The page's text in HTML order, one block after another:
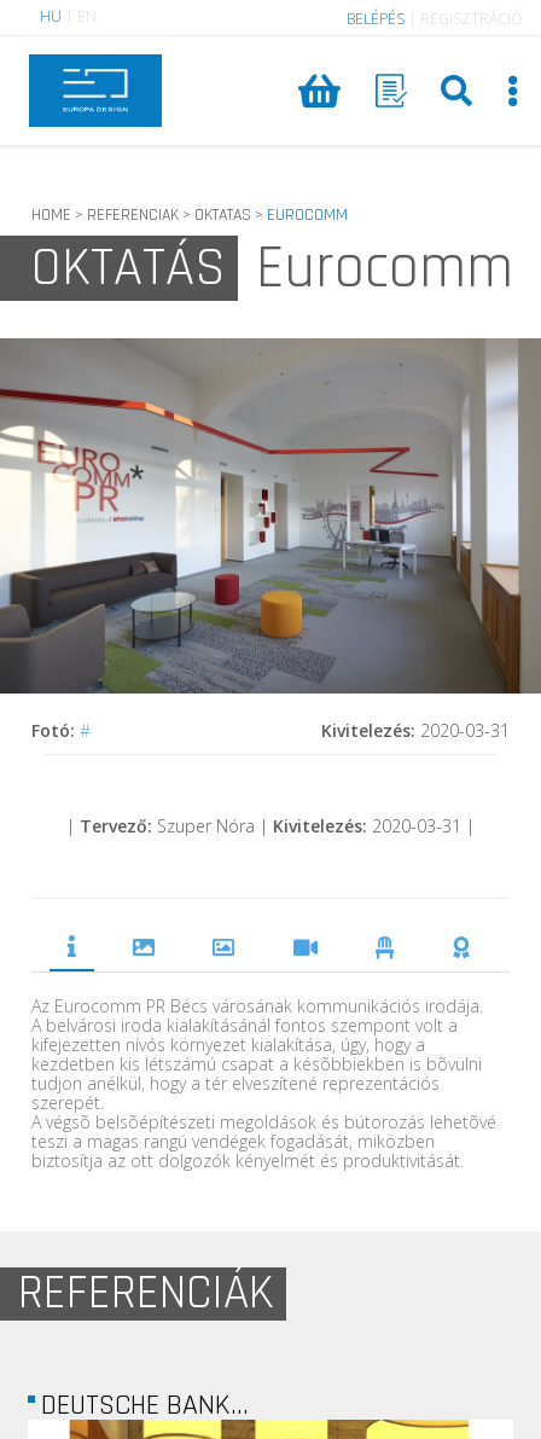
HU EN BELÉPÉS REGISZTRÁCIÓ
HOME > REFERENCIAK > OKTATAS > EUROCOMM
OKTATÁS Eurocomm
Fotó:# Kivitelezés: 2020-03-31
| Tervező: Szuper Nóra | Kivitelezés: 2020-03-31 |
Az Eurocomm PR Bécs városának kommunikációs irodája.
A belvárosi iroda kialakításánál fontos szempont volt a
kifejezetten nívós környezet kialakítása, úgy, hogy a
kezdetben kis létszámú csapat a késõbbiekben is bõvülni
tudjon anélkül, hogy a tér elveszítené reprezentációs
szerepét.
A végsõ belsõépítészeti megoldások és bútorozás lehetõvé
teszi a magas rangú vendégek fogadását, miközben
biztosítja az ott dolgozók kényelmét és produktivitását.
REFERENCIÁK
MONICOMP